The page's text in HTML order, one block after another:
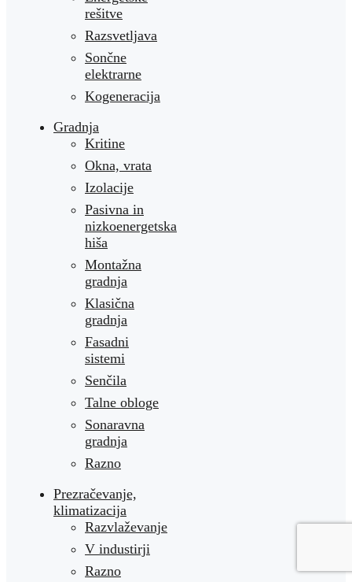
rešitve
Razsvetljava
Sončne
elektrarne
Kogeneracija
Gradnja
Kritine
Okna, vrata
Izolacije
Pasivna in
nizkoenergetska
hiša
Montažna
gradnja
Klasična
gradnja
Fasadni
sistemi
Senčila
Talne obloge
Sonaravna
gradnja
Razno
Prezračevanje,
klimatizacija
Razvlaževanje
V industirji
Razno